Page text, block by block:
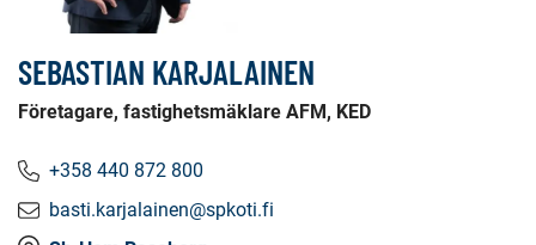
SEBASTIAN KARJALAINEN
Företagare, fastighetsmäklare AFM, KED
+358 440 872 800
basti.karjalainen@spkoti.fi